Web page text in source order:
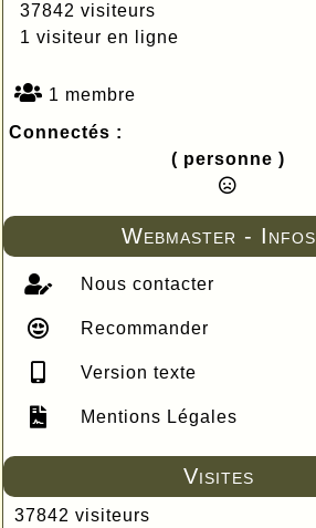
37842 visiteurs
1 visiteur en ligne
1 membre
Connectés :
( personne )
Webmaster - Infos
Nous contacter
Recommander
Version texte
Mentions Légales
Visites
37842 visiteurs